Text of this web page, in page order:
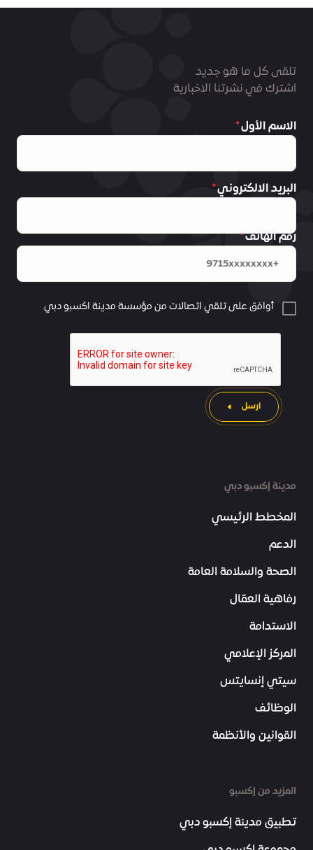
مدينة إكسبو دبي
المخطط الرئيسي
الدعم
الصحة والسلامة العامة
رفاهية العمّال
الاستدامة
المركز الإعلامي
سيتي إنسايتس
الوظائف
القوانين والأنظمة
المزيد من إكسبو
تطبيق مدينة إكسبو دبي
تلقى كل ما هو جديد
اشترك في نشرتنا الاخبارية
الاسم الأول
البريد الالكتروني
رقم الهاتف
أوافق على تلقي اتصالات من مؤسسة مدينة اكسبو دبي
ارسل